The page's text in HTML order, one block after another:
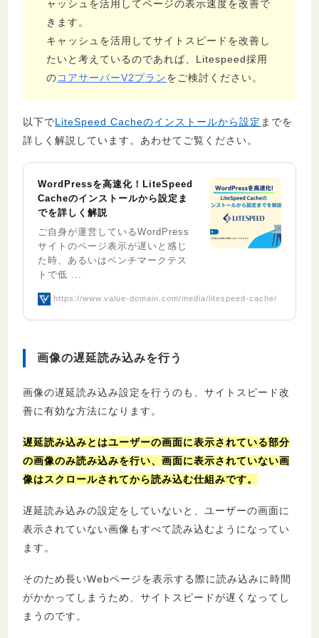
ャッシュを活用してページの表示速度を改善で
きます。
キャッシュを活用してサイトスピードを改善し
たいと考えているのであれば、Litespeed採用
のコアサーバーV2プランをご検討ください。
以下でLiteSpeed Cacheのインストールから設定 までを
詳しく解説しています。あわせてご覧ください。
WordPressを高速化！LiteSpeed
Cacheのインストールから設定ま
でを詳しく解説
ご自身が運営しているWordPress
サイトのページ表示が遅いと感じ
た時、あるいはベンチマークテス
トで低 ...
https://www.value-domain.com/media/litespeed-cache/
画像の遅延読み込みを行う
画像の遅延読み込み設定を行うのも、サイトスピード改
善に有効な方法になります。
遅延読み込みとはユーザーの画面に表示されている部分
の画像のみ読み込みを行い、画面に表示されていない画
像はスクロールされてから読み込む仕組みです。
遅延読み込みの設定をしていないと、ユーザーの画面に
表示されていない画像もすべて読み込むようになってい
ます。
そのため長いWebページを表示する際に読み込みに時間
がかかってしまうため、サイトスピードが遅くなってし
まうのです。